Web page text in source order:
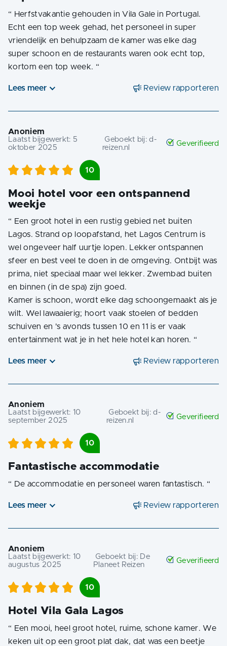
“ Herfstvakantie gehouden in Vila Gale in Portugal.
Echt een top week gehad, het personeel in super
vriendelijk en behulpzaam de kamer was elke dag
super schoon en de restaurants waren ook echt top,
kortom een top week. “
Lees meer Review rapporteren
Anoniem
Laatst bijgewerkt: 5
oktober 2025
Geboekt bij:d-
reizen.nl
Geverifieerd
10
Mooi hotel voor een ontspannend
weekje
“ Een groot hotel in een rustig gebied net buiten
Lagos. Strand op loopafstand, het Lagos Centrum is
wel ongeveer half uurtje lopen. Lekker ontspannen
sfeer en best veel te doen in de omgeving. Ontbijt was
prima, niet speciaal maar wel lekker. Zwembad buiten
en binnen (in de spa) zijn goed.
Kamer is schoon, wordt elke dag schoongemaakt als je
wilt. Wel lawaaierig; hoort vaak stoelen of bedden
schuiven en 's avonds tussen 10 en 11 is er vaak
entertainment wat je in het hele hotel kan horen. “
Lees meer Review rapporteren
Anoniem
Laatst bijgewerkt: 10
september 2025
Geboekt bij:d-
reizen.nl
Geverifieerd
10
Fantastische accommodatie
“ De accommodatie en personeel waren fantastisch. “
Lees meer Review rapporteren
Anoniem
Laatst bijgewerkt: 10
augustus 2025
Geboekt bij: De
Planeet Reizen
Geverifieerd
10
Hotel Vila Gala Lagos
“ Een mooi, heel groot hotel, ruime, schone kamer. We
keken uit op een groot plat dak, dat was een beetje